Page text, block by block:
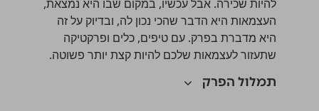
להיות שכירה. אבל עכשיו, במקום שבו היא נמצאת,
העצמאות היא הדבר שהכי נכון לה, ובדיוק על זה
היא מדברת בפרק. עם טיפים, כלים ופרקטיקה
שתעזור לעצמאות שלכם להיות קצת יותר פשוטה.
תמלול הפרק